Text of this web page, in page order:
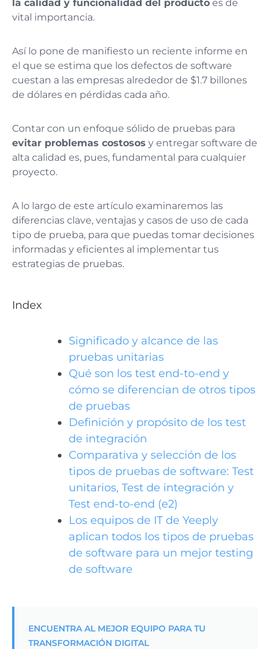
la calidad y funcionalidad del producto es de
vital importancia.
Así lo pone de manifiesto un reciente informe en
el que se estima que los defectos de software
cuestan a las empresas alrededor de $1.7 billones
de dólares en pérdidas cada año.
Contar con un enfoque sólido de pruebas para
evitar problemas costosos y entregar software de
alta calidad es, pues, fundamental para cualquier
proyecto.
A lo largo de este artículo examinaremos las
diferencias clave, ventajas y casos de uso de cada
tipo de prueba, para que puedas tomar decisiones
informadas y eficientes al implementar tus
estrategias de pruebas.
Index
Significado y alcance de las
pruebas unitarias
Qué son los test end-to-end y
cómo se diferencian de otros tipos
de pruebas
Definición y propósito de los test
de integración
Comparativa y selección de los
tipos de pruebas de software: Test
unitarios, Test de integración y
Test end-to-end (e2)
Los equipos de IT de Yeeply
aplican todos los tipos de pruebas
de software para un mejor testing
de software
ENCUENTRA AL MEJOR EQUIPO PARA TU
TRANSFORMACIÓN DIGITAL